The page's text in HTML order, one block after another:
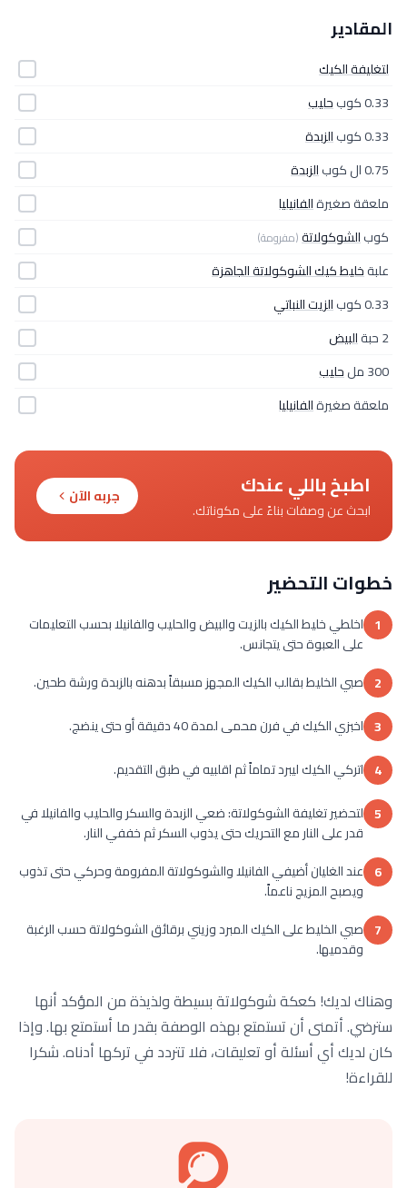
المقادير
لتغليفة الكيك
0.33 كوب
حليب
0.33 كوب
الزبدة
0.75 ال كوب
الزبدة
ملعقة صغيرةالفانيليا
كوبالشوكولاتة(مفرومة)
علبةخليط كيك الشوكولاتة الجاهزة
0.33 كوب
الزيت النباتي
2 حبة
البيض
300 مل
حليب
ملعقة صغيرةالفانيليا
اطبخ باللي عندك
ابحث عن وصفات بناءً على مكوناتك.
جربه الآن
خطوات التحضير
1 اخلطي خليط الكيك بالزيت والبيض والحليب والفانيلا بحسب التعليمات
على العبوة حتى يتجانس.
2 صبي الخليط بقالب الكيك المجهز مسبقاً بدهنه بالزبدة ورشة طحين.
3 اخبزي الكيك في فرن محمى لمدة 40 دقيقة أو حتى ينضج.
4 اتركي الكيك ليبرد تماماً ثم اقلبيه في طبق التقديم.
5 لتحضير تغليفة الشوكولاتة: ضعي الزبدة والسكر والحليب والفانيلا في
قدر على النار مع التحريك حتى يذوب السكر ثم خففي النار.
6 عند الغليان أضيفي الفانيلا والشوكولاتة المفرومة وحركي حتى تذوب
ويصبح المزيج ناعماً.
7 صبي الخليط على الكيك المبرد وزيني برقائق الشوكولاتة حسب الرغبة
وقدميها.
وهناك لديك! كعكة شوكولاتة بسيطة ولذيذة من المؤكد أنها
سترضي. أتمنى أن تستمتع بهذه الوصفة بقدر ما أستمتع بها. وإذا
كان لديك أي أسئلة أو تعليقات، فلا تتردد في تركها أدناه. شكرا
للقراءة!